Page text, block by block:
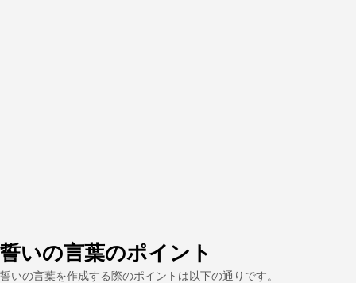
誓いの言葉のポイント
誓いの言葉を作成する際のポイントは以下の通りです。